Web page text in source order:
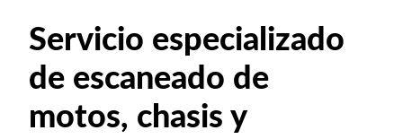
Servicio especializado
de escaneado de
motos, chasis y